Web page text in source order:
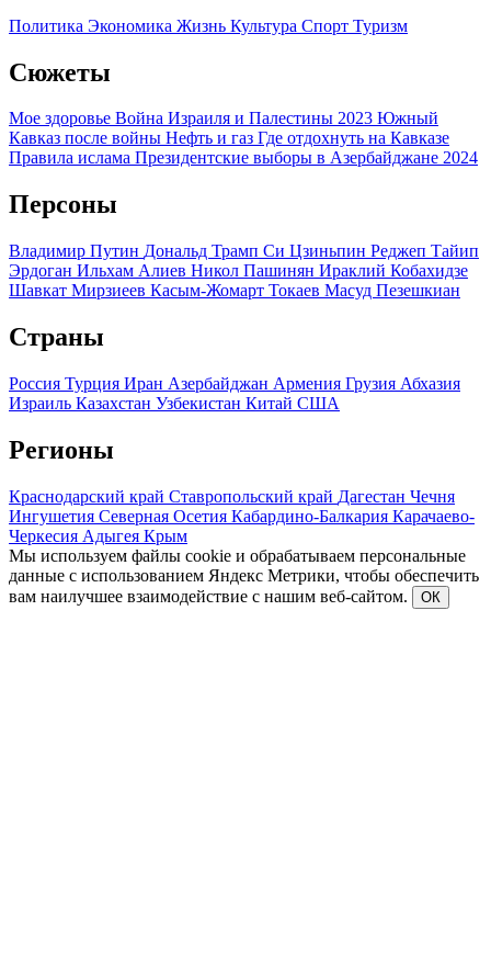
Политика Экономика Жизнь Культура Спорт Туризм
Сюжеты
Мое здоровье Война Израиля и Палестины 2023 Южный
Кавказ после войны Нефть и газ Где отдохнуть на Кавказе
Правила ислама Президентские выборы в Азербайджане 2024
Персоны
Владимир Путин Дональд Трамп Си Цзиньпин Реджеп Тайип
Эрдоган Ильхам Алиев Никол Пашинян Ираклий Кобахидзе
Шавкат Мирзиеев Касым-Жомарт Токаев Масуд Пезешкиан
Страны
Россия Турция Иран Азербайджан Армения Грузия Абхазия
Израиль Казахстан Узбекистан Китай США
Регионы
Краснодарский край Ставропольский край Дагестан Чечня
Ингушетия Северная Осетия Кабардино-Балкария Карачаево-
Черкесия Адыгея Крым
Мы используем файлы cookie и обрабатываем персональные
данные с использованием Яндекс Метрики, чтобы обеспечить
вам наилучшее взаимодействие с нашим веб-сайтом.
ОК